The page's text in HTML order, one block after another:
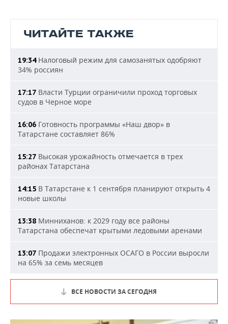
ЧИТАЙТЕ ТАКЖЕ
19:34Налоговый режим для самозанятых одобряют
34% россиян
17:17 Власти Турции ограничили проход торговых
судов в Черное море
16:06 Готовность программы «Наш двор» в
Татарстане составляет 86%
15:27 Высокая урожайность отмечается в трех
районах Татарстана
14:15 В Татарстане к 1 сентября планируют открыть 4
новые школы
13:38 Минниханов: к 2029 году все районы
Татарстана обеспечат крытыми ледовыми аренами
13:07 Продажи электронных ОСАГО в России выросли
на 65% за семь месяцев
ВСЕ НОВОСТИ ЗА СЕГОДНЯ